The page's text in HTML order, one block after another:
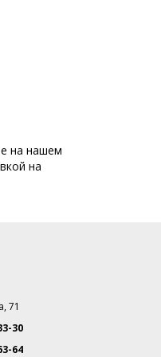
на нашем
на
71
30
64